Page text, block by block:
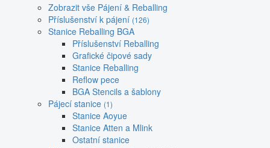
Zobrazit vše Pájení & Reballing
Příslušenství k pájení (126)
Stanice Reballing BGA
Příslušenství Reballing
Grafické čipové sady
Stanice Reballing
Reflow pece
BGA Stencils a šablony
Pájecí stanice (1)
Stanice Aoyue
Stanice Atten a Mlink
Ostatní stanice